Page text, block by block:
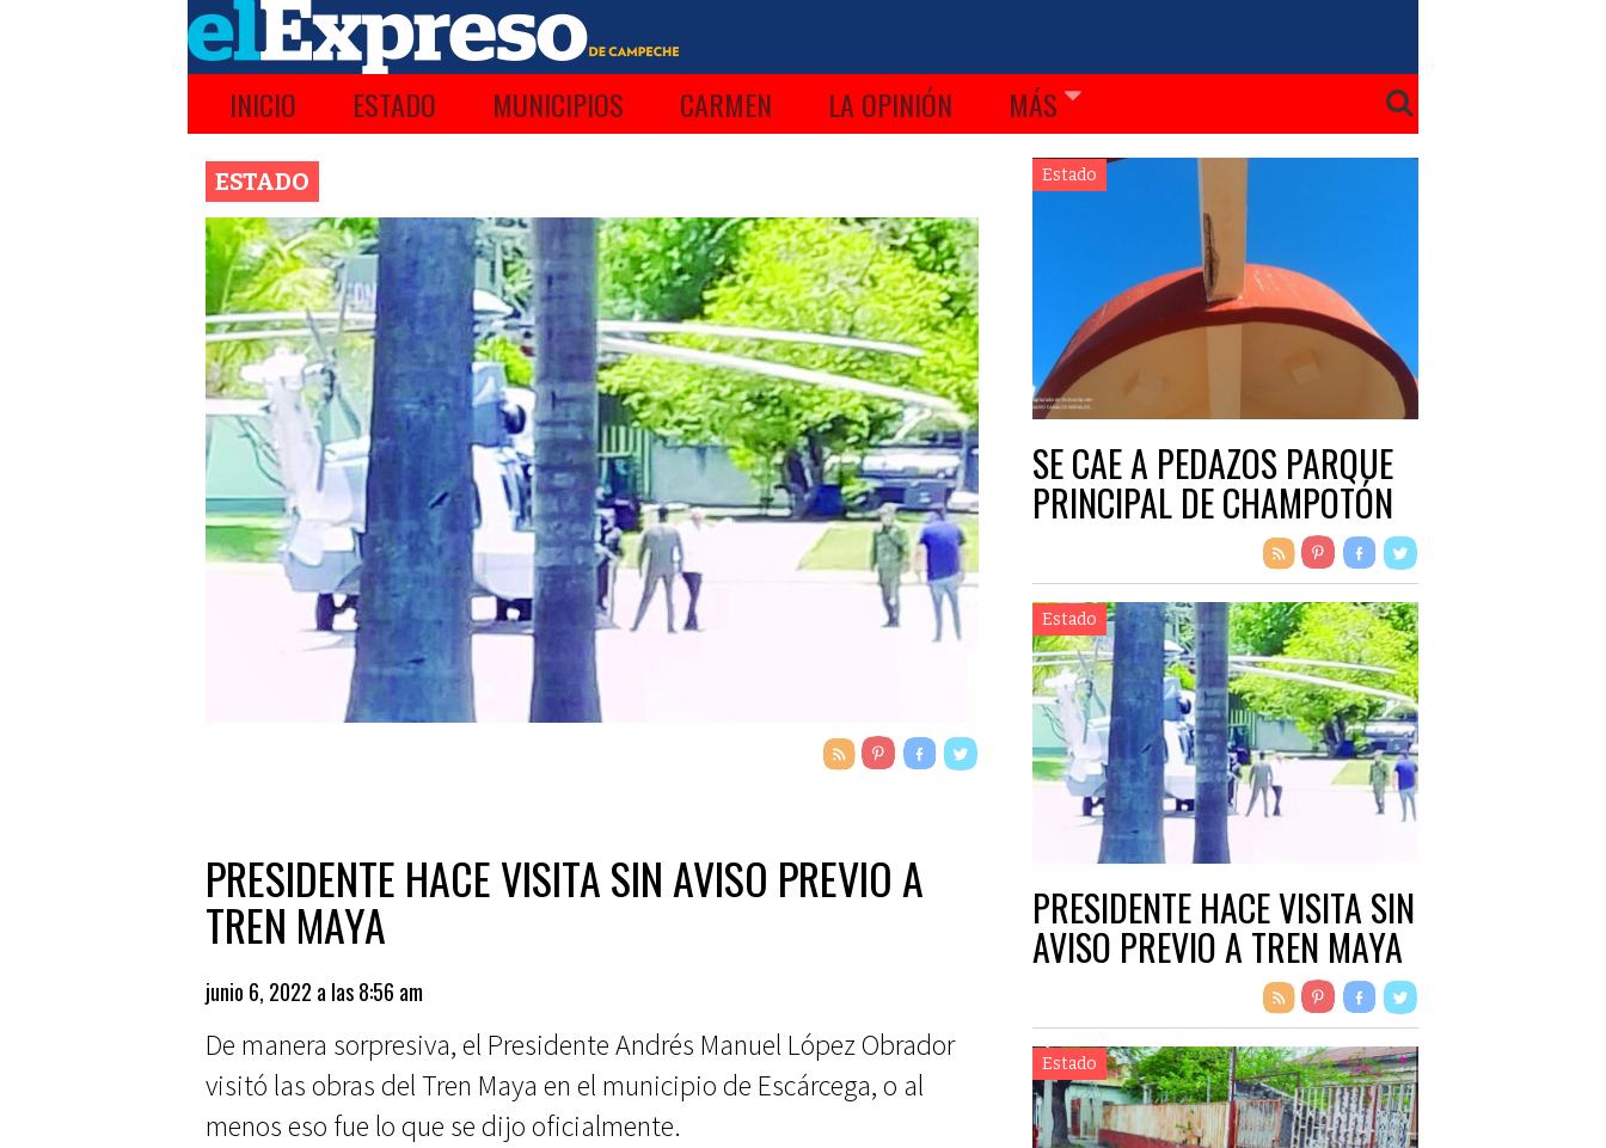
INICIO ESTADO MUNICIPIOS CARMEN LA OPINIÓN MÁS
ESTADO
PRESIDENTE HACE VISITA SIN AVISO PREVIO A
TREN MAYA
junio 6, 2022 a las 8:56 am
De manera sorpresiva, el Presidente Andrés Manuel López Obrador
visitó las obras del Tren Maya en el municipio de Escárcega, o al
menos eso fue lo que se dijo oficialmente.
Estado
SE CAE A PEDAZOS PARQUE
PRINCIPAL DE CHAMPOTÓN
Estado
PRESIDENTE HACE VISITA SIN
AVISO PREVIO A TREN MAYA
Estado